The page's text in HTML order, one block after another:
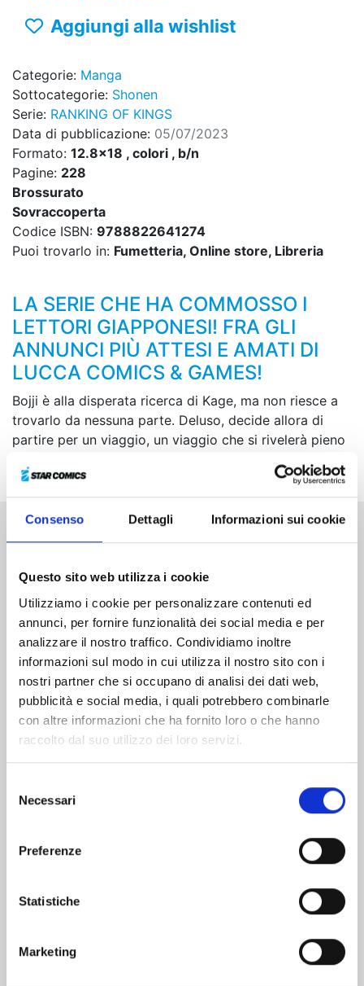
Consenso Dettagli Informazioni sui cookie
Questo sito web utilizza i cookie
Utilizziamo i cookie per personalizzare contenuti ed
annunci, per fornire funzionalità dei social media e per
analizzare il nostro traffico. Condividiamo inoltre
informazioni sul modo in cui utilizza il nostro sito con i
nostri partner che si occupano di analisi dei dati web,
pubblicità e social media, i quali potrebbero combinarle
con altre informazioni che ha fornito loro o che hanno
raccolto dal suo utilizzo dei loro servizi.
delNecessari
Preferenze
Statistiche
Marketing
Aggiungi alla wishlist
Categorie: Manga
Sottocategorie: Shonen
Serie: RANKING OF KINGS
Data di pubblicazione: 05/07/2023
Formato: 12.8x18 , colori , b/n
Pagine: 228
Brossurato
Sovraccoperta
Codice ISBN: 9788822641274
Puoi trovarlo in: Fumetteria, Online store, Libreria
LA SERIE CHE HA COMMOSSO I
LETTORI GIAPPONESI! FRA GLI
ANNUNCI PIÙ ATTESI E AMATI DI
LUCCA COMICS & GAMES!
Bojji è alla disperata ricerca di Kage, ma non riesce a
trovarlo da nessuna parte. Deluso, decide allora di
partire per un viaggio, un viaggio che si rivelerà pieno